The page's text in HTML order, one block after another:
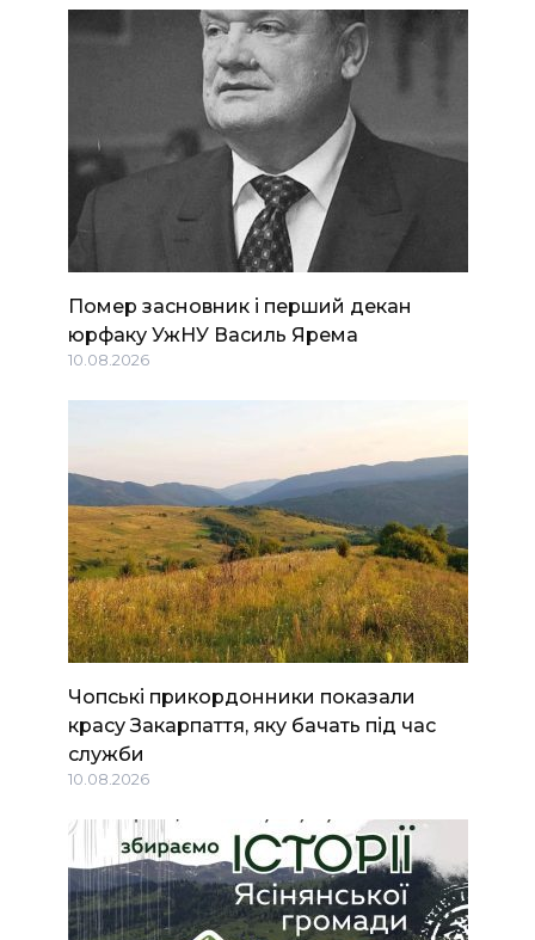
Помер засновник і перший декан
юрфаку УжНУ Василь Ярема
10.08.2026
Чопські прикордонники показали
красу Закарпаття, яку бачать під час
служби
10.08.2026